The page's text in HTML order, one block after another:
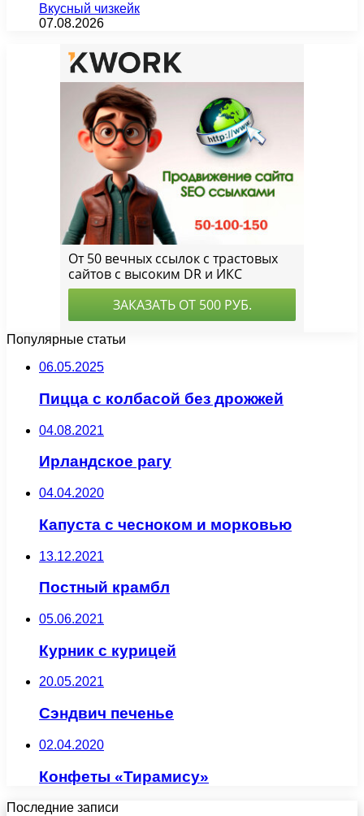
Вкусный чизкейк
07.08.2026
Популярные статьи
06.05.2025
Пицца с колбасой без дрожжей
04.08.2021
Ирландское рагу
04.04.2020
Капуста с чесноком и морковью
13.12.2021
Постный крамбл
05.06.2021
Курник с курицей
20.05.2021
Сэндвич печенье
02.04.2020
Конфеты «Тирамису»
Последние записи